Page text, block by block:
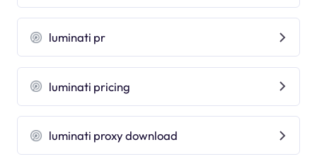
luminati pr
luminati pricing
luminati proxy download